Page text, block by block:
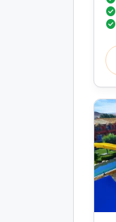
check_circle
check_circle